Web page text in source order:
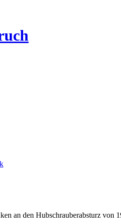
an den Hubschrauberabsturz von